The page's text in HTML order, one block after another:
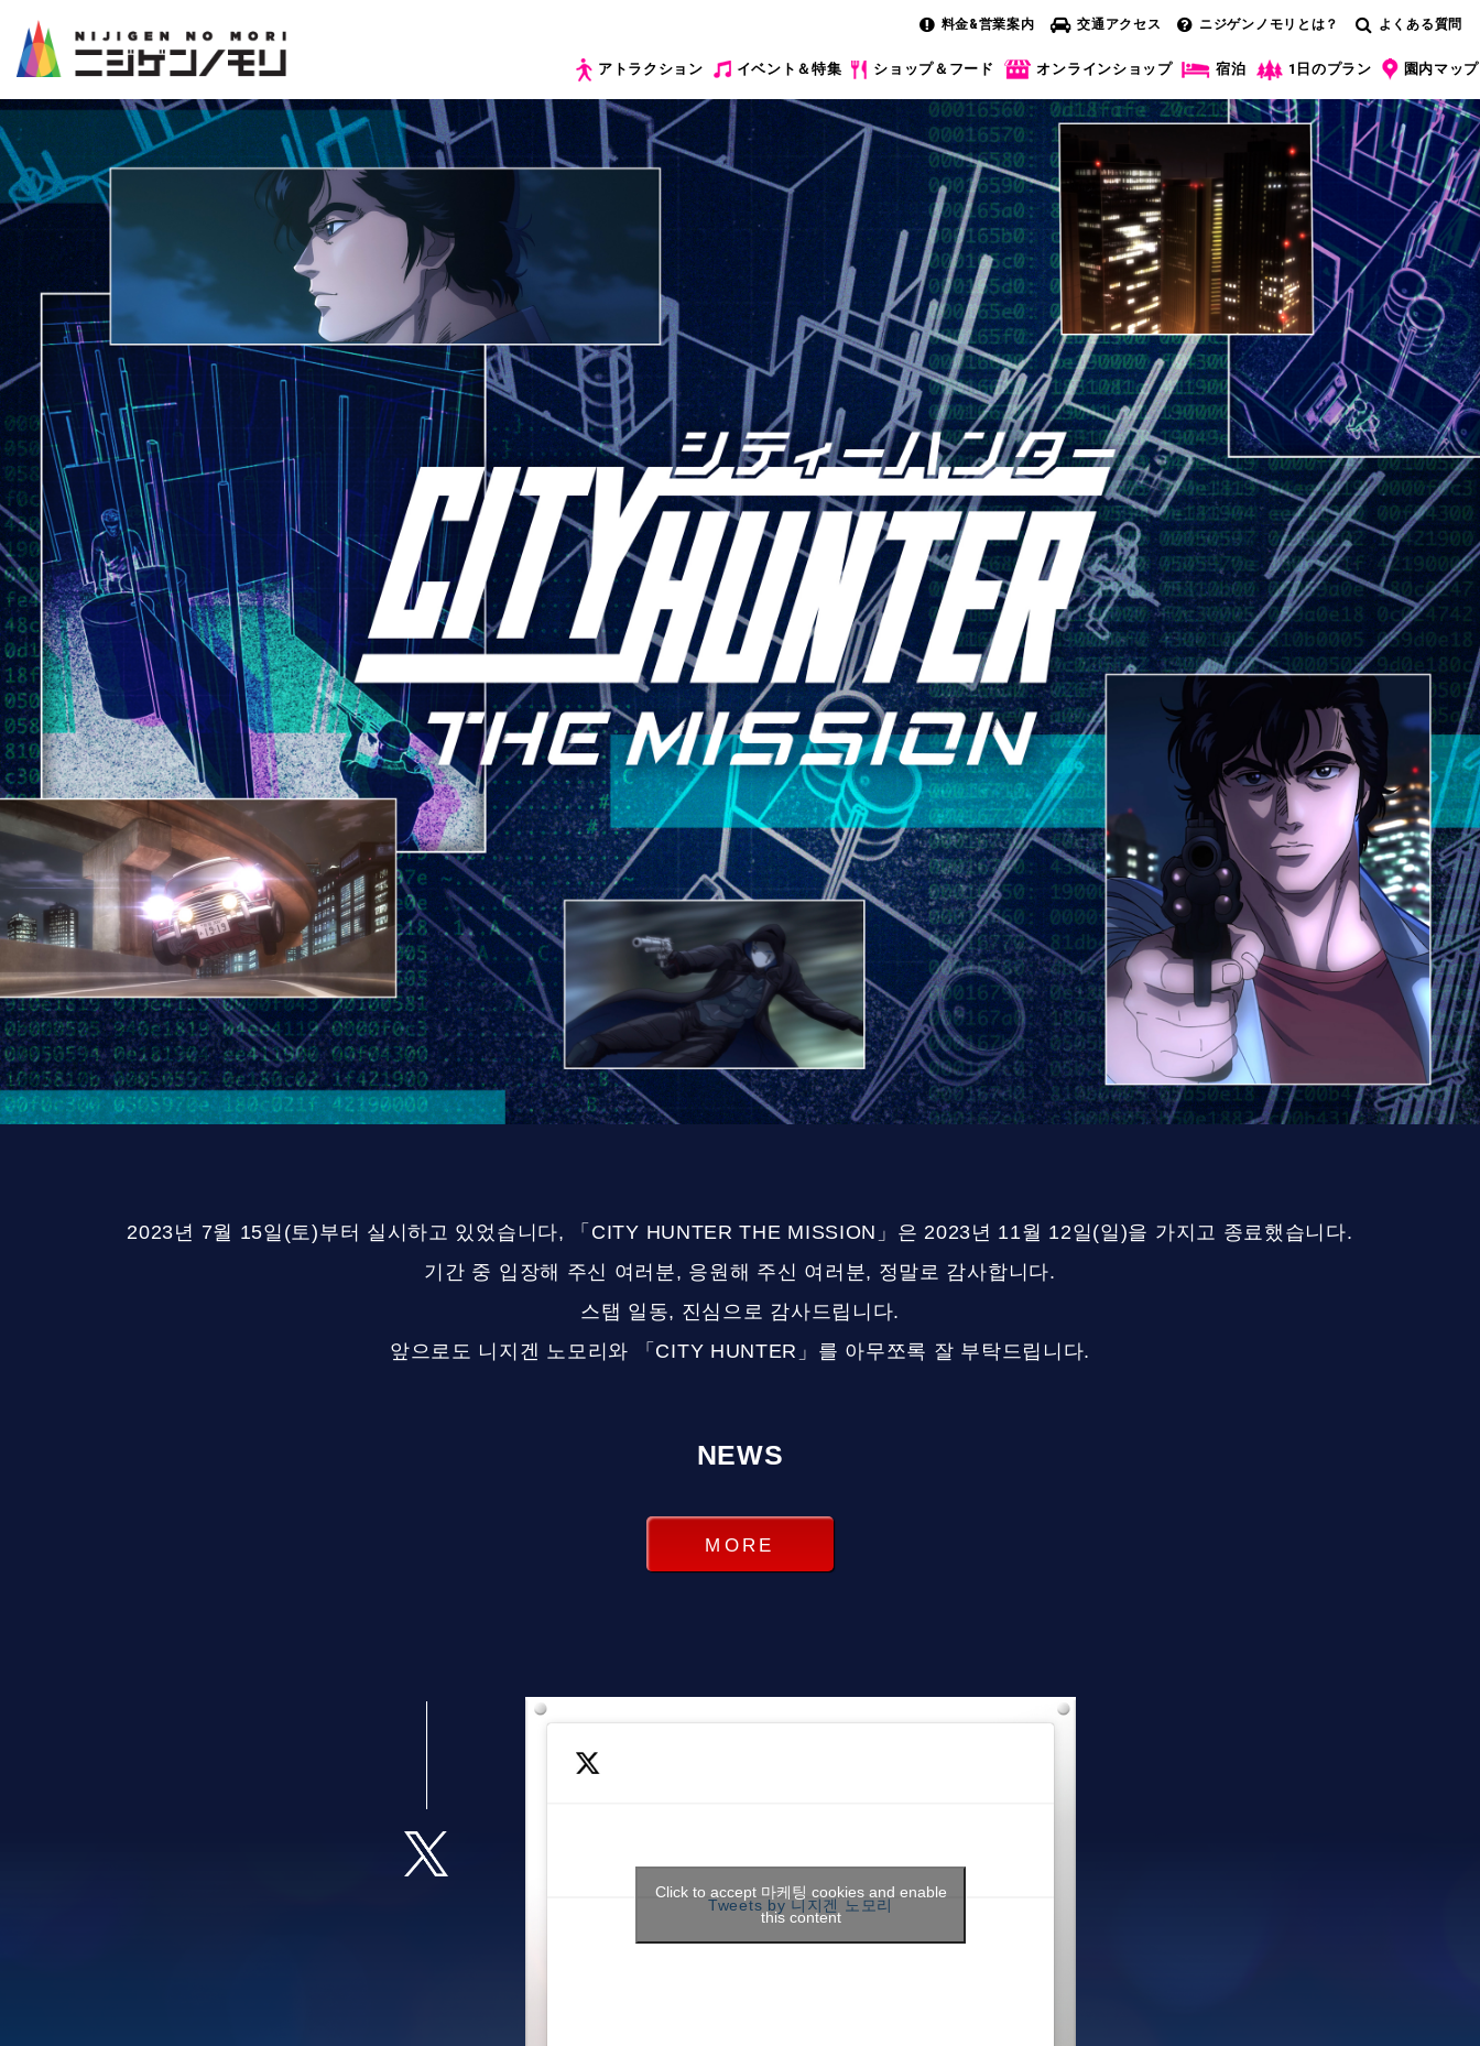
料金&営業案内 交通アクセス ニジゲンノモリとは？ よくある質問
アトラクション イベント＆特集 ショップ＆フード オンラインショップ 宿泊 1日のプラン 園内マップ
2023년 7월 15일(토)부터 실시하고 있었습니다, 「CITY HUNTER THE MISSION」은 2023년 11월 12일(일)을 가지고 종료했습니다.
기간 중 입장해 주신 여러분, 응원해 주신 여러분, 정말로 감사합니다.
스탭 일동, 진심으로 감사드립니다.
앞으로도 니지겐 노모리와 「CITY HUNTER」를 아무쪼록 잘 부탁드립니다.
NEWS
MORE
Tweets by 니지겐 노모리
Click to accept 마케팅 cookies and enable
this content